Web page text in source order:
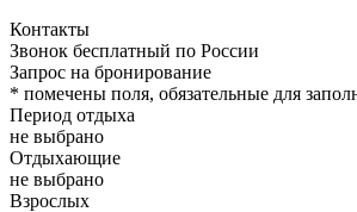
Контакты
Звонок бесплатный по России
Запрос на бронирование
* помечены поля, обязательные для
Период отдыха
не выбрано
Отдыхающие
не выбрано
Взрослых